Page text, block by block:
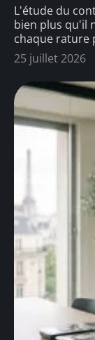
L'étude du
bien plus qu'il
chaque rature
25 juillet 2026